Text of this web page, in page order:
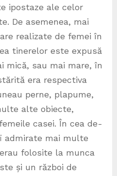
ipostaze ale celor
De asemenea, mai
realizate de femei în
tinerelor este expusă
mică, sau mai mare, în
era respectiva
perne, plapume,
alte obiecte,
casei. În cea de-
admirate mai multe
folosite la munca
și un război de